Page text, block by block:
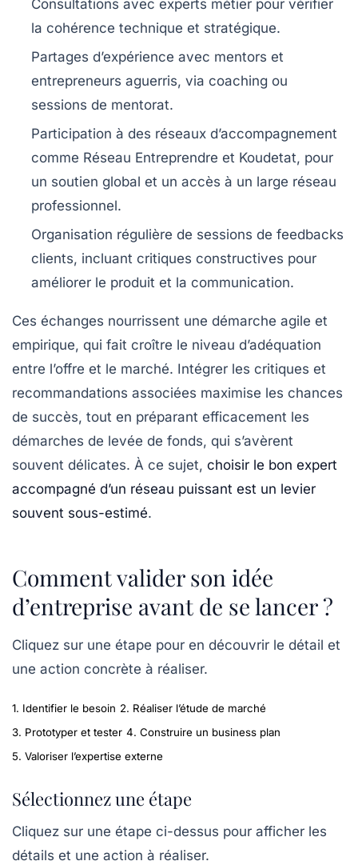
Consultations avec experts métier pour vérifier
la cohérence technique et stratégique.
Partages d’expérience avec mentors et
entrepreneurs aguerris, via coaching ou
sessions de mentorat.
Participation à des réseaux d’accompagnement
comme Réseau Entreprendre et Koudetat, pour
un soutien global et un accès à un large réseau
professionnel.
Organisation régulière de sessions de feedbacks
clients, incluant critiques constructives pour
améliorer le produit et la communication.
Ces échanges nourrissent une démarche agile et
empirique, qui fait croître le niveau d’adéquation
entre l’offre et le marché. Intégrer les critiques et
recommandations associées maximise les chances
de succès, tout en préparant efficacement les
démarches de levée de fonds, qui s’avèrent
souvent délicates. À ce sujet, choisir le bon expert
accompagné d’un réseau puissant est un levier
souvent sous-estimé.
Comment valider son idée
d’entreprise avant de se lancer ?
Cliquez sur une étape pour en découvrir le détail et
une action concrète à réaliser.
1. Identifier le besoin 2. Réaliser l’étude de marché
3. Prototyper et tester 4. Construire un business plan
5. Valoriser l’expertise externe
Sélectionnez une étape
Cliquez sur une étape ci-dessus pour afficher les
détails et une action à réaliser.